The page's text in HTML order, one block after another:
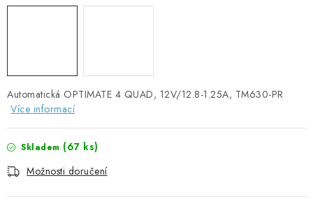
MĚNIČE NAPĚTÍ
OVLÁDÁNÍ A MONITORING
JIŠTĚNÍ DC
KABELY A KONEKTORY
Automatická OPTIMATE 4 QUAD, 12V/12.8-1.25A, TM630-PR
Více informací
Skladem (67 ks)
Možnosti doručení